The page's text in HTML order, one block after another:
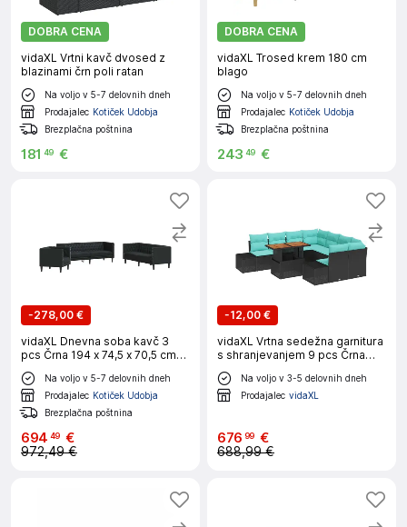
DOBRA CENA
vidaXL Vrtni kavč dvosed z
blazinami črn poli ratan
Na voljo v 5-7 delovnih dneh
Prodajalec Kotiček Udobja
Brezplačna poštnina
181 49 €
DOBRA CENA
vidaXL Trosed krem 180 cm
blago
Na voljo v 5-7 delovnih dneh
Prodajalec Kotiček Udobja
Brezplačna poštnina
243 49 €
-278,00 €
vidaXL Dnevna soba kavč 3
pcs Črna 194 x 74,5 x 70,5 cm
Umjetno usnje
Na voljo v 5-7 delovnih dneh
Prodajalec Kotiček Udobja
Brezplačna poštnina
694 49 €
972,49 €
-12,00 €
vidaXL Vrtna sedežna garnitura
s shranjevanjem 9 pcs Črna
Poly ratan
Na voljo v 3-5 delovnih dneh
Prodajalec vidaXL
676 99 €
688,99 €